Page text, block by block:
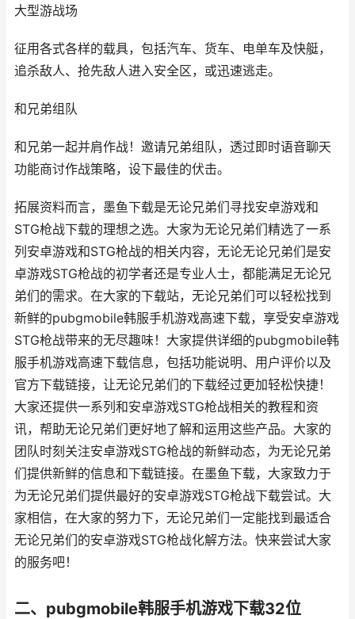
大型游战场
征用各式各样的载具，包括汽车、货车、电单车及快艇，
追杀敌人、抢先敌人进入安全区，或迅速逃走。
和兄弟组队
和兄弟一起并肩作战！邀请兄弟组队，透过即时语音聊天
功能商讨作战策略，设下最佳的伏击。
拓展资料而言，墨鱼下载是无论兄弟们寻找安卓游戏和
STG枪战下载的理想之选。大家为无论兄弟们精选了一系
列安卓游戏和STG枪战的相关内容，无论无论兄弟们是安
卓游戏STG枪战的初学者还是专业人士，都能满足无论兄
弟们的需求。在大家的下载站，无论兄弟们可以轻松找到
新鲜的pubgmobile韩服手机游戏高速下载，享受安卓游戏
STG枪战带来的无尽趣味！大家提供详细的pubgmobile韩
服手机游戏高速下载信息，包括功能说明、用户评价以及
官方下载链接，让无论兄弟们的下载经过更加轻松快捷！
大家还提供一系列和安卓游戏STG枪战相关的教程和资
讯，帮助无论兄弟们更好地了解和运用这些产品。大家的
团队时刻关注安卓游戏STG枪战的新鲜动态，为无论兄弟
们提供新鲜的信息和下载链接。在墨鱼下载，大家致力于
为无论兄弟们提供最好的安卓游戏STG枪战下载尝试。大
家相信，在大家的努力下，无论兄弟们一定能找到最适合
无论兄弟们的安卓游戏STG枪战化解方法。快来尝试大家
的服务吧！
二、pubgmobile韩服手机游戏下载32位